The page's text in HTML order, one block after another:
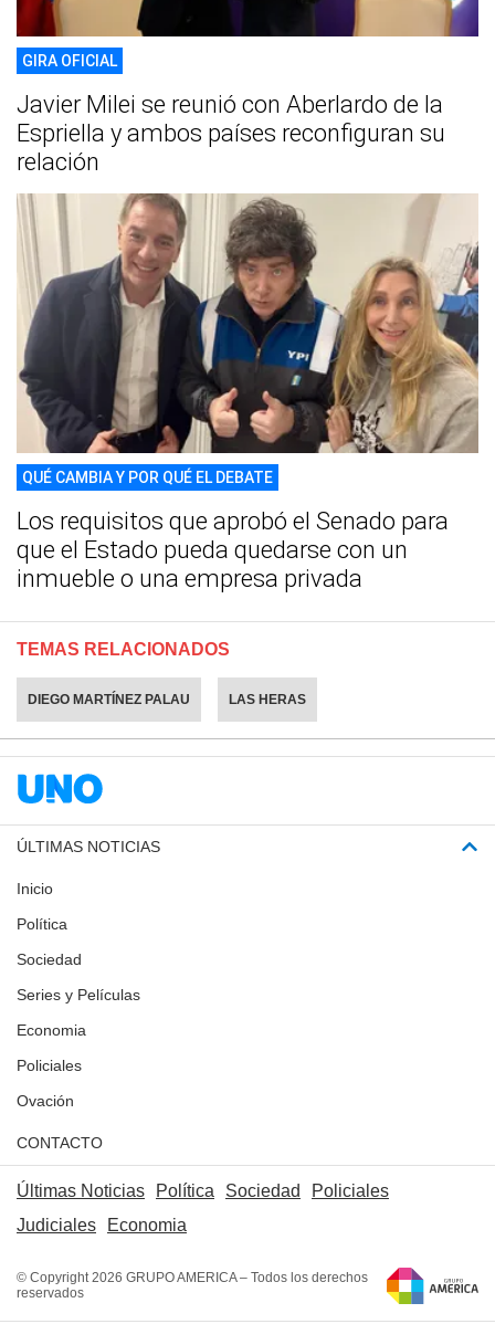
GIRA OFICIAL
Javier Milei se reunió con Aberlardo de la
Espriella y ambos países reconfiguran su
relación
QUÉ CAMBIA Y POR QUÉ EL DEBATE
Los requisitos que aprobó el Senado para
que el Estado pueda quedarse con un
inmueble o una empresa privada
TEMAS RELACIONADOS
DIEGO MARTÍNEZ PALAU LAS HERAS
ÚLTIMAS NOTICIAS
Inicio
Política
Sociedad
Series y Películas
Economia
Policiales
Ovación
CONTACTO
Últimas Noticias Política Sociedad
Policiales
Judiciales
Economia
© Copyright 2026 GRUPO AMERICA – Todos los derechos
reservados